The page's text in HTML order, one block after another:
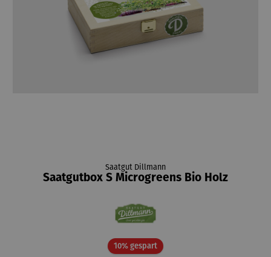
Saatgut Dillmann
Saatgutbox S Microgreens Bio Holz
10% gespartRabatt